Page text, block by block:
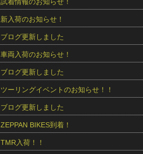
新入荷のお知らせ！
ブログ更新しました
車両入荷のお知らせ！
ブログ更新しました
ツーリングイベントのお知らせ！！
ブログ更新しました
ZEPPAN BIKES到着！
TMR入荷！！